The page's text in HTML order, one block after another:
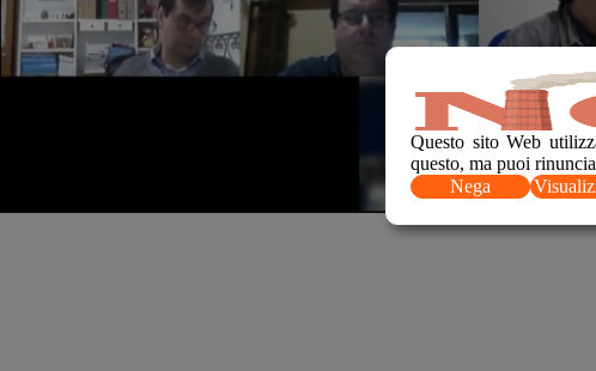
Questo sito Web
questo, ma puoi
Nega